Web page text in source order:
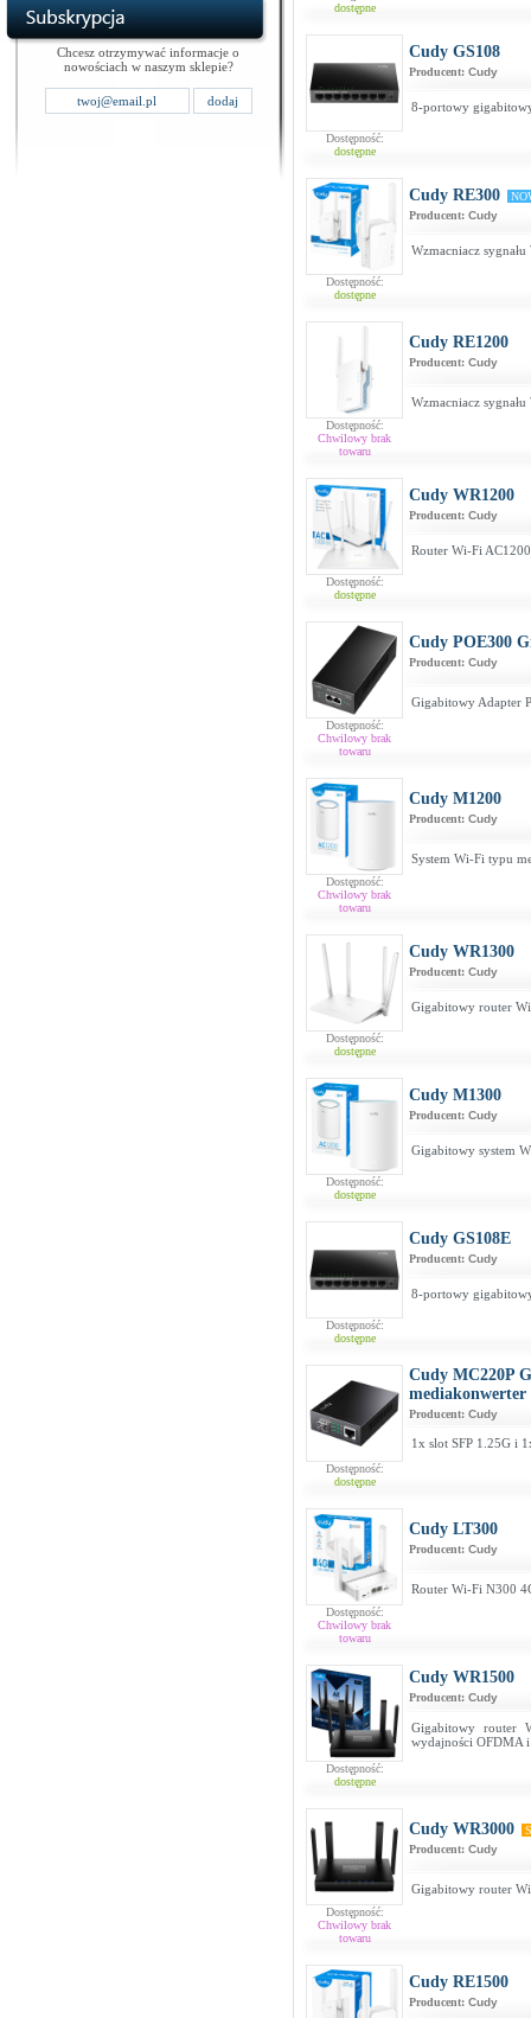
Chcesz otrzymywać informacje o
nowościach w naszym sklepie?
dostępne
Dostępność:
dostępne
Cudy GS108
Producent: Cudy
8-portowy
Dostępność:
dostępne
Cudy RE300
Producent: Cudy
Wzmacniacz
Dostępność:
Chwilowy brak
towaru
Cudy RE1200
Producent: Cudy
Wzmacniacz
Dostępność:
dostępne
Cudy WR1200
Producent: Cudy
Router Wi-Fi AC1200
Dostępność:
Chwilowy brak
towaru
Cudy POE300
Producent: Cudy
Gigabitowy Adapter
Dostępność:
Chwilowy brak
towaru
Cudy M1200
Producent: Cudy
System Wi-Fi typu
Dostępność:
dostępne
Cudy WR1300
Producent: Cudy
Gigabitowy router
Dostępność:
dostępne
Cudy M1300
Producent: Cudy
Gigabitowy system
Dostępność:
dostępne
Cudy GS108E
Producent: Cudy
8-portowy
Dostępność:
dostępne
Cudy MC220P
mediakonwerter
Producent: Cudy
1x slot SFP 1.25G i
Dostępność:
Chwilowy brak
towaru
Cudy LT300
Producent: Cudy
Router Wi-Fi N300
Dostępność:
dostępne
Cudy WR1500
Producent: Cudy
Gigabitowy router
wydajności OFDMA
Dostępność:
Chwilowy brak
towaru
Cudy WR3000
Producent: Cudy
Gigabitowy router
Cudy RE1500
Producent: Cudy